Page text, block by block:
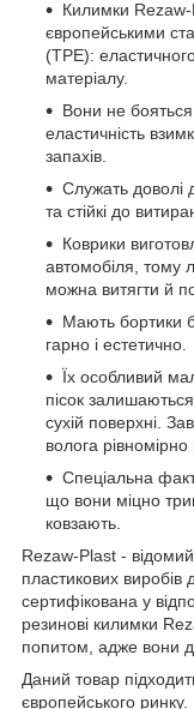
Килимки Rezaw-
європейськими
(ТРЕ):
матеріалу.
Вони не
еластичність
запахів.
Служать доволі
та стійкі до
Коврики
автомобіля, тому
можна витягти й
Мають бортики
гарно і естетично.
Їх особливий
пісок
сухій поверхні.
волога
Спеціальна
що вони міцно
ковзають.
Rezaw-Plast -
пластикових виробів
сертифікована у
резинові килимки
попитом, адже вони
Даний товар
європейського